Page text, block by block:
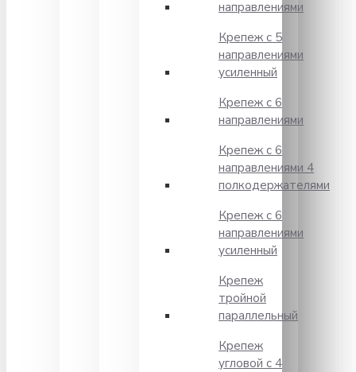
направлениями
Крепеж с 5
направлениями
усиленный
Крепеж с 6
направлениями
Крепеж с 6
направлениями 4
полкодержателями
Крепеж с 6
направлениями
усиленный
Крепеж
тройной
параллельный
Крепеж
угловой с 4